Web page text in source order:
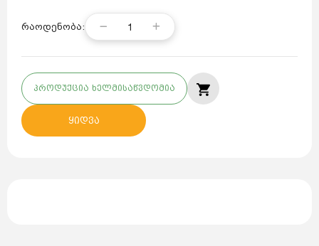
რაოდენობა: 1
პროდუქცია ხელმისაწვდომია
ყიდვა